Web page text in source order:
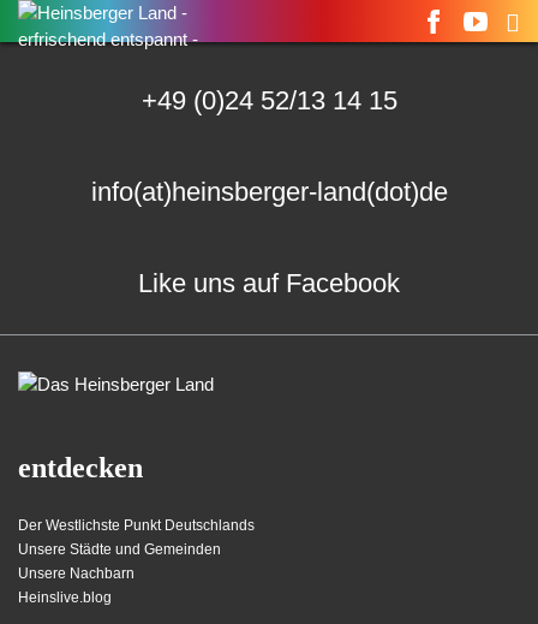
Suchen
nach:
+49 (0)24 52/13 14 15
info(at)heinsberger-land(dot)de
Like uns auf Facebook
entdecken
Der Westlichste Punkt Deutschlands
Unsere Städte und Gemeinden
Unsere Nachbarn
Heinslive.blog